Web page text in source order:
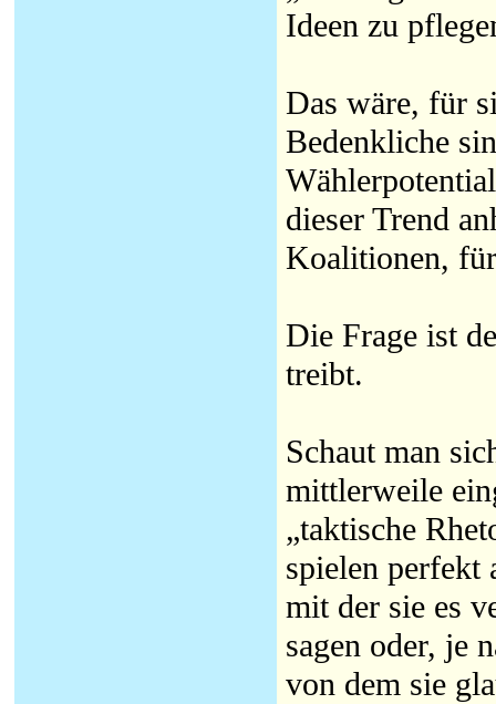
Ideen zu
Das wäre, für
Bedenkliche
dieser Trend
Koalitionen,
Die Frage ist
treibt.
Schaut man
mittlerweile
„taktische
spielen perfekt
mit der sie es
sagen oder, je
von dem sie